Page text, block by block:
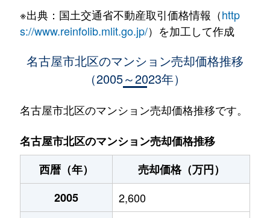
上飯田南町
2,500万円 上飯田
徒歩5分
330万円 名城公園
金城
75万円 名城公園
徒歩8分
金城
900万円 名城公園
金城
名城公園
徒歩8分
630万円
※出典：国土交通省不動産取引価格情報（http
s://www.reinfolib.mlit.go.jp/）を加工して作成
名古屋市北区のマンション売却価格推移
（2005～2023年）
名古屋市北区のマンション売却価格推移です。
名古屋市北区のマンション売却価格推移
西暦（年）
売却価格（万円）
2005
2,600